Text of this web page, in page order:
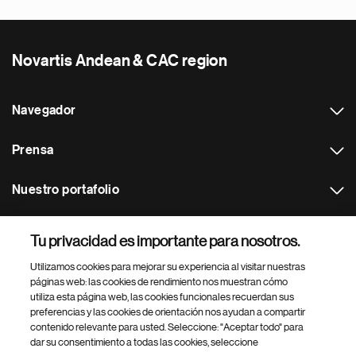
Novartis Andean & CAC region
Navegador
Prensa
Nuestro portafolio
Footer Site Search
Tu privacidad es importante para nosotros.
Utilizamos cookies para mejorar su experiencia al visitar nuestras
páginas web: las cookies de rendimiento nos muestran cómo
utiliza esta página web, las cookies funcionales recuerdan sus
preferencias y las cookies de orientación nos ayudan a compartir
contenido relevante para usted. Seleccione: "Aceptar todo" para
dar su consentimiento a todas las cookies, seleccione